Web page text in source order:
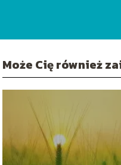
Może Cię również